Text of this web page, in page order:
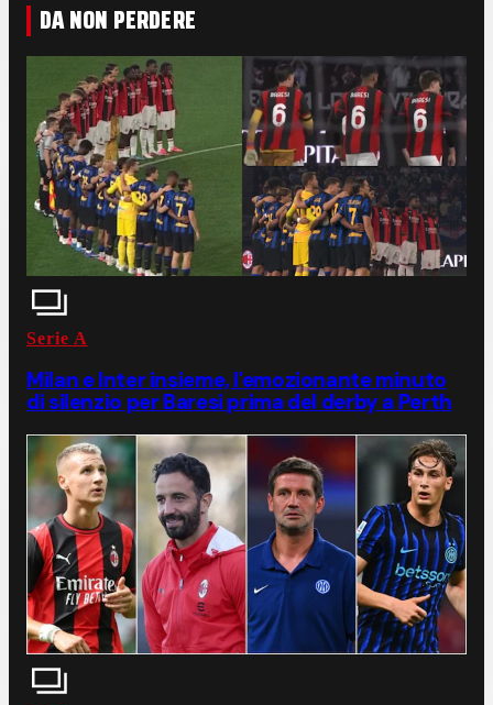
DA NON PERDERE
Serie A
Milan e Inter insieme, l'emozionante minuto
di silenzio per Baresi prima del derby a Perth